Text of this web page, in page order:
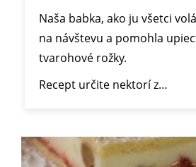
Naša babka, ako ju všetci
na návštevu a pomohla
tvarohové rožky.
Recept určite nektorí z…